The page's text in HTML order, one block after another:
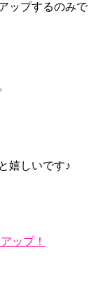
ップするのみで
嬉しいです♪
ップ！